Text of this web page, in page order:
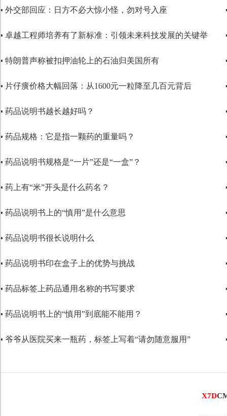
▪ 外交部回应：日方不必大惊小怪，勿对号入座
▪ 卓越工程师培养有了新标准：引领未来科技发展的关键举
▪ 特朗普声称被扣押油轮上的石油归美国所有
▪ 片仔癀价格大幅回落：从1600元一粒降至几百元背后
▪ 药品说明书越长越好吗？
▪ 药品规格：它是指一颗药的重量吗？
▪ 药品说明书规格是“一片”还是“一盒”？
▪ 药上有“米”开头是什么药名？
▪ 药品说明书上的“慎用”是什么意思
▪ 药品说明书很长说明什么
▪ 药品说明书印在盒子上的优势与挑战
▪ 药品标签上药品通用名称的书写要求
▪ 药品说明书上的“慎用”到底能不能用？
▪ 爷爷从医院买来一瓶药，标签上写着“请勿随意服用”
X7D